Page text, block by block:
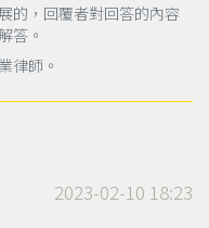
的，回覆者對回答的內容
答。
律師。
2023-02-10 18:23